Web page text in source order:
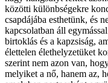
közötti különbségekre
csapdájába esthetünk, és
kapcsolatban áll
birtoklás és a kapzsiság,
élettelen élethelyzetüket
szerint nem azon van,
melyiket a nő, hanem az,